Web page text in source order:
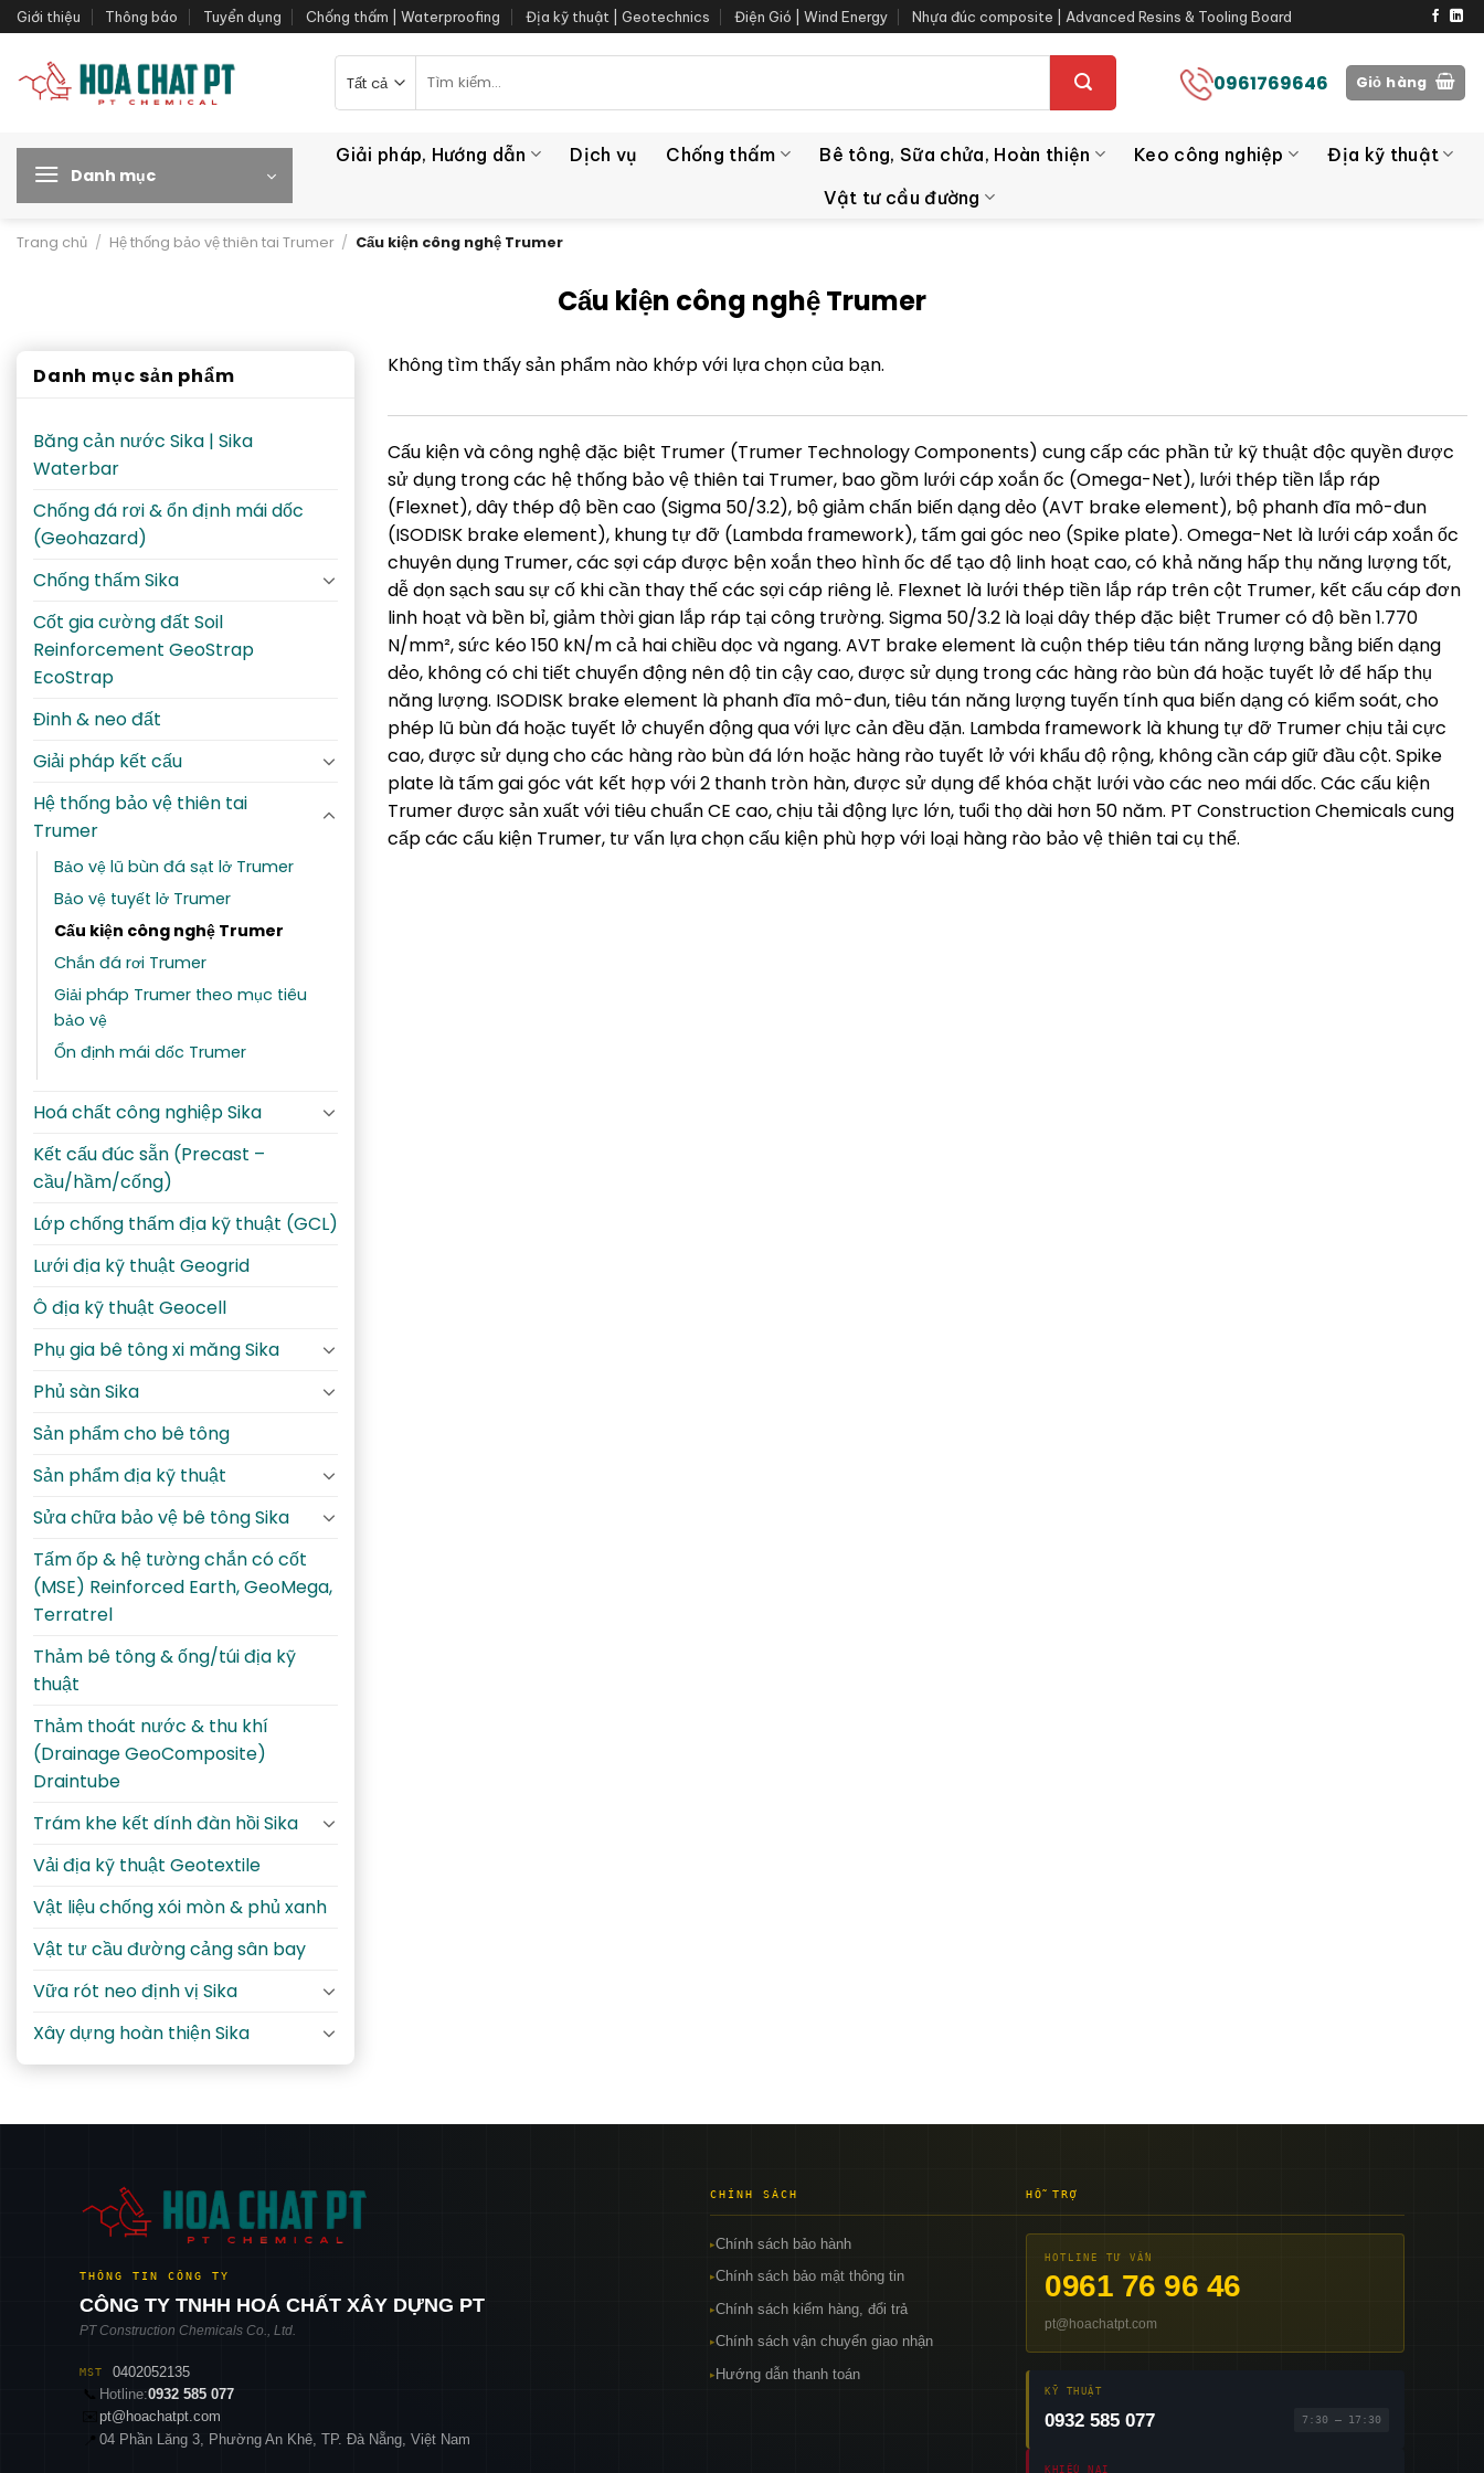
Bỏ
qua
dung
Giới thiệu Thông báo Tuyển dụng Chống thấm | Waterproofing Địa kỹ thuật | Geotechnics Điện Gió | Wind Energy Nhựa đúc composite | Advanced Resins & Tooling Board
kiếm:
0961769646 Giỏ hàng
Danh mục
Giải pháp, Hướng dẫn Dịch vụ Chống thấm Bê tông, Sữa chửa, Hoàn thiện Keo công nghiệp
Địa kỹ thuật
Vật tư cầu đường
Trang chủ / Hệ thống bảo vệ thiên tai Trumer / Cấu kiện công nghệ Trumer
Cấu kiện công nghệ Trumer
Danh mục sản phẩm
Băng cản nước Sika | Sika
Waterbar
Chống đá rơi & ổn định mái dốc
(Geohazard)
Chống thấm Sika
Cốt gia cường đất Soil
Reinforcement GeoStrap
EcoStrap
Đinh & neo đất
Giải pháp kết cấu
Hệ thống bảo vệ thiên tai
Trumer
Bảo vệ lũ bùn đá sạt lở Trumer
Bảo vệ tuyết lở Trumer
Cấu kiện công nghệ Trumer
Chắn đá rơi Trumer
Giải pháp Trumer theo mục tiêu
bảo vệ
Ổn định mái dốc Trumer
Hoá chất công nghiệp Sika
Kết cấu đúc sẵn (Precast –
cầu/hầm/cống)
Lớp chống thấm địa kỹ thuật (GCL)
Lưới địa kỹ thuật Geogrid
Ô địa kỹ thuật Geocell
Phụ gia bê tông xi măng Sika
Phủ sàn Sika
Sản phẩm cho bê tông
Sản phẩm địa kỹ thuật
Sửa chữa bảo vệ bê tông Sika
Tấm ốp & hệ tường chắn có cốt
(MSE) Reinforced Earth, GeoMega,
Terratrel
Thảm bê tông & ống/túi địa kỹ
thuật
Thảm thoát nước & thu khí
(Drainage GeoComposite)
Draintube
Trám khe kết dính đàn hồi Sika
Vải địa kỹ thuật Geotextile
Vật liệu chống xói mòn & phủ xanh
Vật tư cầu đường cảng sân bay
Vữa rót neo định vị Sika
Xây dựng hoàn thiện Sika
Không tìm thấy sản phẩm nào khớp với lựa chọn của bạn.
Cấu kiện và công nghệ đặc biệt Trumer (Trumer Technology Components) cung cấp các phần tử kỹ thuật độc quyền được
sử dụng trong các hệ thống bảo vệ thiên tai Trumer, bao gồm lưới cáp xoắn ốc (Omega-Net), lưới thép tiền lắp ráp
(Flexnet), dây thép độ bền cao (Sigma 50/3.2), bộ giảm chấn biến dạng dẻo (AVT brake element), bộ phanh đĩa mô-đun
(ISODISK brake element), khung tự đỡ (Lambda framework), tấm gai góc neo (Spike plate). Omega-Net là lưới cáp xoắn ốc
chuyên dụng Trumer, các sợi cáp được bện xoắn theo hình ốc để tạo độ linh hoạt cao, có khả năng hấp thụ năng lượng tốt,
dễ dọn sạch sau sự cố khi cần thay thế các sợi cáp riêng lẻ. Flexnet là lưới thép tiền lắp ráp trên cột Trumer, kết cấu cáp đơn
linh hoạt và bền bỉ, giảm thời gian lắp ráp tại công trường. Sigma 50/3.2 là loại dây thép đặc biệt Trumer có độ bền 1.770
N/mm², sức kéo 150 kN/m cả hai chiều dọc và ngang. AVT brake element là cuộn thép tiêu tán năng lượng bằng biến dạng
dẻo, không có chi tiết chuyển động nên độ tin cậy cao, được sử dụng trong các hàng rào bùn đá hoặc tuyết lở để hấp thụ
năng lượng. ISODISK brake element là phanh đĩa mô-đun, tiêu tán năng lượng tuyến tính qua biến dạng có kiểm soát, cho
phép lũ bùn đá hoặc tuyết lở chuyển động qua với lực cản đều đặn. Lambda framework là khung tự đỡ Trumer chịu tải cực
cao, được sử dụng cho các hàng rào bùn đá lớn hoặc hàng rào tuyết lở với khẩu độ rộng, không cần cáp giữ đầu cột. Spike
plate là tấm gai góc vát kết hợp với 2 thanh tròn hàn, được sử dụng để khóa chặt lưới vào các neo mái dốc. Các cấu kiện
Trumer được sản xuất với tiêu chuẩn CE cao, chịu tải động lực lớn, tuổi thọ dài hơn 50 năm. PT Construction Chemicals cung
cấp các cấu kiện Trumer, tư vấn lựa chọn cấu kiện phù hợp với loại hàng rào bảo vệ thiên tai cụ thể.
THÔNG TIN CÔNG TY
CÔNG TY TNHH HOÁ CHẤT XÂY DỰNG PT
PT Construction Chemicals Co., Ltd.
MST
0402052135
📞 Hotline:0932 585 077
✉️
pt@hoachatpt.com
📍 04 Phần Lăng 3, Phường An Khê, TP. Đà Nẵng, Việt Nam
CHÍNH SÁCH
▸Chính sách bảo hành
▸Chính sách bảo mật thông tin
▸Chính sách kiểm hàng, đổi trả
▸Chính sách vận chuyển giao nhận
▸ Hướng dẫn thanh toán
HỖ TRỢ
HOTLINE TƯ VẤN
0961 76 96 46
pt@hoachatpt.com
KỸ THUẬT
0932 585 077 7:30 – 17:30
KHIẾU NẠI